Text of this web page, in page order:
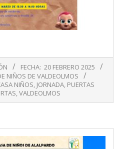
FECHA: 20 FEBRERO 2025
NIÑOS DE VALDEOLMOS
NIÑOS, JORNADA, PUERTAS
,VALDEOLMOS